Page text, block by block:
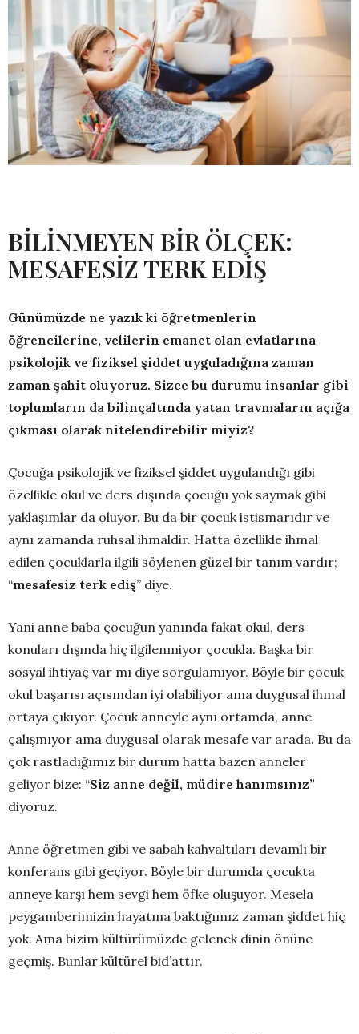
BİLİNMEYEN BİR ÖLÇEK:
MESAFESİZ TERK EDİŞ
Günümüzde ne yazık ki öğretmenlerin
öğrencilerine, velilerin emanet olan evlatlarına
psikolojik ve fiziksel şiddet uyguladığına zaman
zaman şahit oluyoruz. Sizce bu durumu insanlar gibi
toplumların da bilinçaltında yatan travmaların açığa
çıkması olarak nitelendirebilir miyiz?
Çocuğa psikolojik ve fiziksel şiddet uygulandığı gibi
özellikle okul ve ders dışında çocuğu yok saymak gibi
yaklaşımlar da oluyor. Bu da bir çocuk istismarıdır ve
aynı zamanda ruhsal ihmaldir. Hatta özellikle ihmal
edilen çocuklarla ilgili söylenen güzel bir tanım vardır;
“mesafesiz terk ediş” diye.
Yani anne baba çocuğun yanında fakat okul, ders
konuları dışında hiç ilgilenmiyor çocukla. Başka bir
sosyal ihtiyaç var mı diye sorgulamıyor. Böyle bir çocuk
okul başarısı açısından iyi olabiliyor ama duygusal ihmal
ortaya çıkıyor. Çocuk anneyle aynı ortamda, anne
çalışmıyor ama duygusal olarak mesafe var arada. Bu da
çok rastladığımız bir durum hatta bazen anneler
geliyor bize: “Siz anne değil, müdire hanımsınız”
diyoruz.
Anne öğretmen gibi ve sabah kahvaltıları devamlı bir
konferans gibi geçiyor. Böyle bir durumda çocukta
anneye karşı hem sevgi hem öfke oluşuyor. Mesela
peygamberimizin hayatına baktığımız zaman şiddet hiç
yok. Ama bizim kültürümüzde gelenek dinin önüne
geçmiş. Bunlar kültürel bid’attır.